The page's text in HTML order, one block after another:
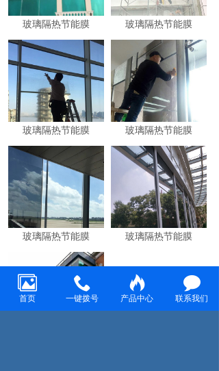
玻璃隔热节能膜 玻璃隔热节能膜
玻璃隔热节能膜 玻璃隔热节能膜
玻璃隔热节能膜 玻璃隔热节能膜
首页 一键拨号 产品中心 联系我们